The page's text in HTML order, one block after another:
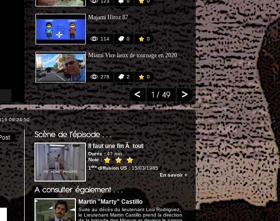
Majami Hiroz 87
114 0 0
Miami Vice lieux de tournage en 2020
278 2 0
Guest Stars
251
The
(S5)
265
1 / 49
09:24:50
Il faut une fin Ã tout
Durée :47 min.
Note :
1èrediffusion US :15/03/1985
En savoir +
Martin "Marty" Castillo
Suite au décès du lieutenant Lou Rodriguez,
le Lieutenant Martin Castillo prend la direction